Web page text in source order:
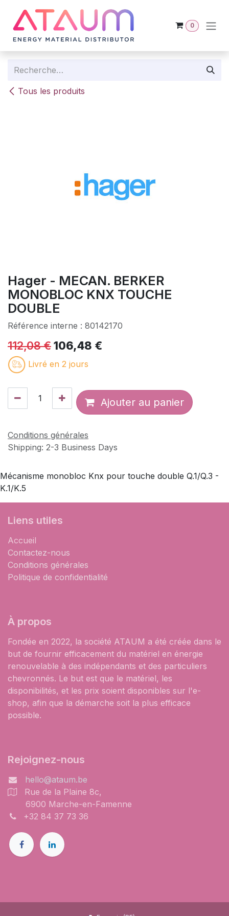
0
Tous les produits
Hager - MECAN. BERKER
MONOBLOC KNX TOUCHE
DOUBLE
Référence interne : 80142170
112,08€106,48 €
Livré en 2 jours
Ajouter au panier
Conditions générales
Shipping: 2-3 Business Days
Mécanisme monobloc Knx pour touche double Q.1/Q.3 -
K.1/K.5
Liens utiles
Accueil
Contactez-nous
Conditions générales
Politique de confidentialité
À propos
Fondée en 2022, la société ATAUM a été créée dans le
but de fournir efficacement du matériel en énergie
renouvelable à des indépendants et des particuliers
chevronnés. Le but est que le matériel, les
disponibilités, et les prix soient disponibles sur l'e-
shop, afin que la démarche soit la plus efficace
possible.
Rejoignez-nous
hello@ataum.be
Rue de la Plaine 8c,
6900 Marche-en-Famenne
+32 84 37 73 36